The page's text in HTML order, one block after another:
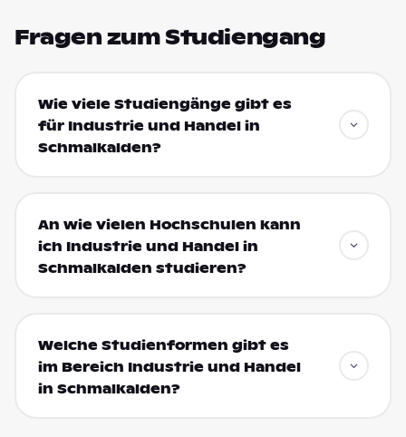
Fragen zum Studiengang
Wie viele Studiengänge gibt es
für Industrie und Handel in
Schmalkalden?
An wie vielen Hochschulen kann
ich Industrie und Handel in
Schmalkalden studieren?
Welche Studienformen gibt es
im Bereich Industrie und Handel
in Schmalkalden?